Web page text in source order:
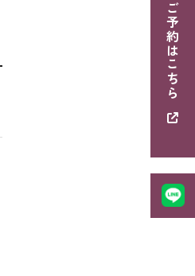
ご予約はこちら